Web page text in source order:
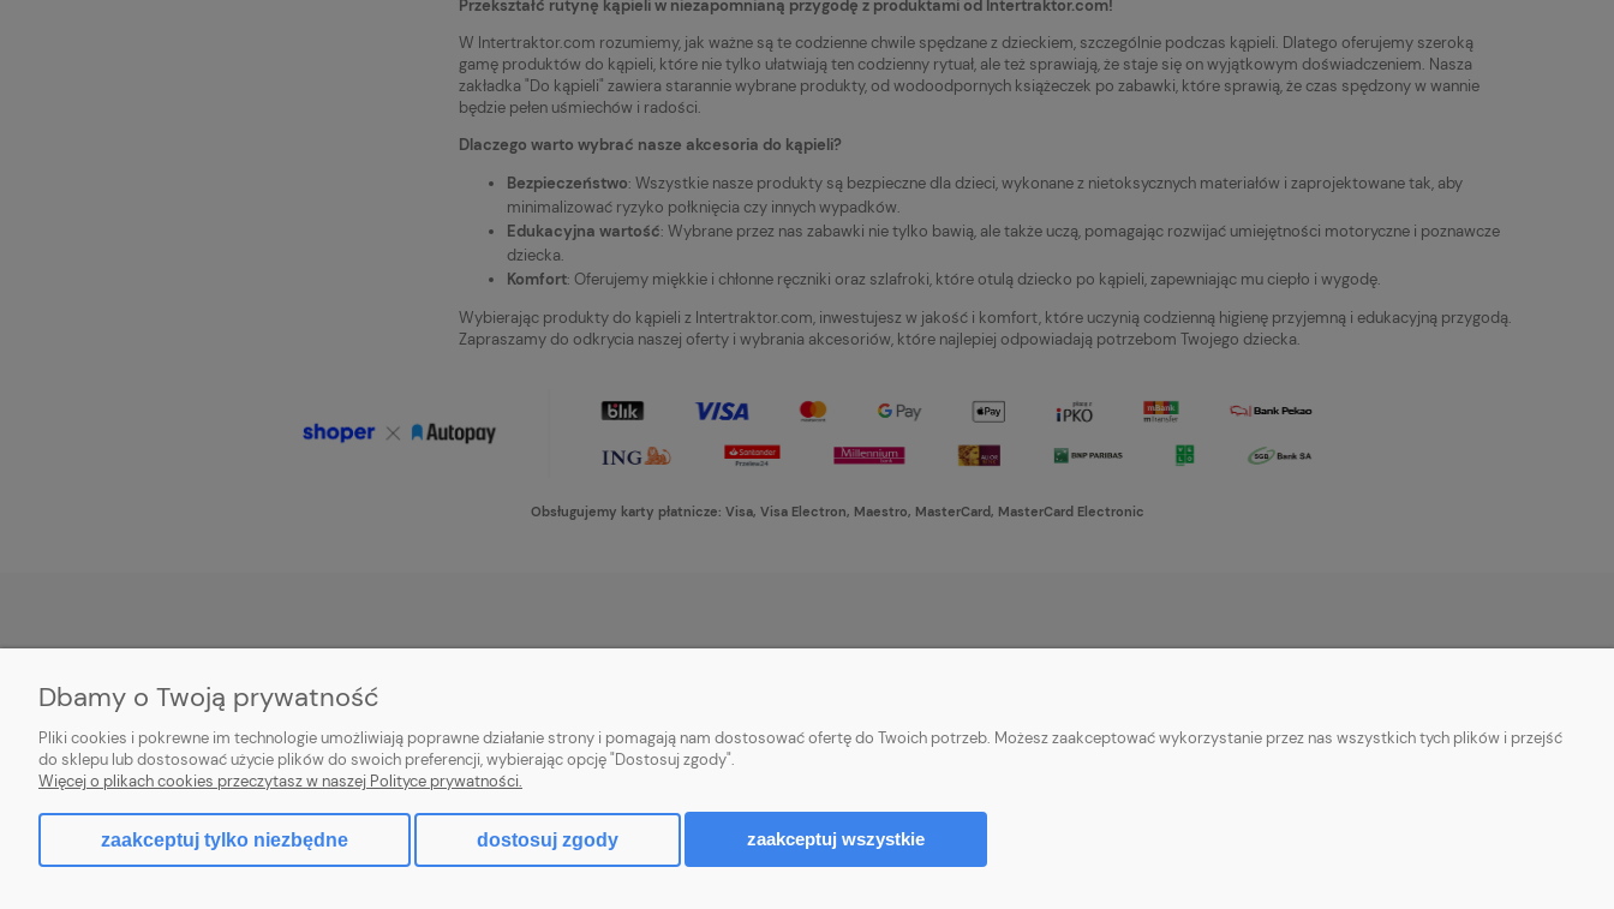
Przekształć rutynę kąpieli w niezapomnianą przygodę z produktami od Intertraktor.com!
W Intertraktor.com rozumiemy, jak ważne są te codzienne chwile spędzane z dzieckiem, szczególnie podczas kąpieli. Dlatego oferujemy szeroką
gamę produktów do kąpieli, które nie tylko ułatwiają ten codzienny rytuał, ale też sprawiają, że staje się on wyjątkowym doświadczeniem. Nasza
zakładka "Do kąpieli" zawiera starannie wybrane produkty, od wodoodpornych książeczek po zabawki, które sprawią, że czas spędzony w wannie
będzie pełen uśmiechów i radości.
Dlaczego warto wybrać nasze akcesoria do kąpieli?
Bezpieczeństwo: Wszystkie nasze produkty są bezpieczne dla dzieci, wykonane z nietoksycznych materiałów i zaprojektowane tak, aby
minimalizować ryzyko połknięcia czy innych wypadków.
Edukacyjna wartość: Wybrane przez nas zabawki nie tylko bawią, ale także uczą, pomagając rozwijać umiejętności motoryczne i poznawcze
dziecka.
Komfort: Oferujemy miękkie i chłonne ręczniki oraz szlafroki, które otulą dziecko po kąpieli, zapewniając mu ciepło i wygodę.
Wybierając produkty do kąpieli z Intertraktor.com, inwestujesz w jakość i komfort, które uczynią codzienną higienę przyjemną i edukacyjną przygodą.
Zapraszamy do odkrycia naszej oferty i wybrania akcesoriów, które najlepiej odpowiadają potrzebom Twojego dziecka.
Obsługujemy karty płatnicze: Visa, Visa Electron, Maestro, MasterCard, MasterCard Electronic
Zwroty i reklamacje
Aplikacja
Regulamin
Ustawienia konta
Przechowalnia
Czas i koszty dostawy
Polityka prywatności
O firmie
Dbamy o Twoją prywatność
Pliki cookies i pokrewne im technologie umożliwiają poprawne działanie strony i pomagają nam dostosować ofertę do Twoich potrzeb. Możesz zaakceptować wykorzystanie przez nas wszystkich tych plików i przejść
do sklepu lub dostosować użycie plików do swoich preferencji, wybierając opcję "Dostosuj zgody".
Więcej o plikach cookies przeczytasz w naszej Polityce prywatności.
zaakceptuj tylko niezbędne dostosuj zgody zaakceptuj wszystkie